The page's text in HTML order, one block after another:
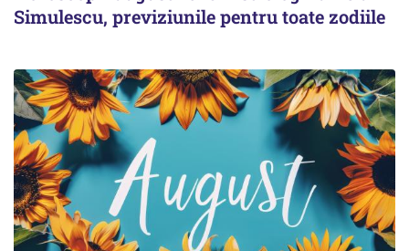
Simulescu, previziunile pentru toate zodiile